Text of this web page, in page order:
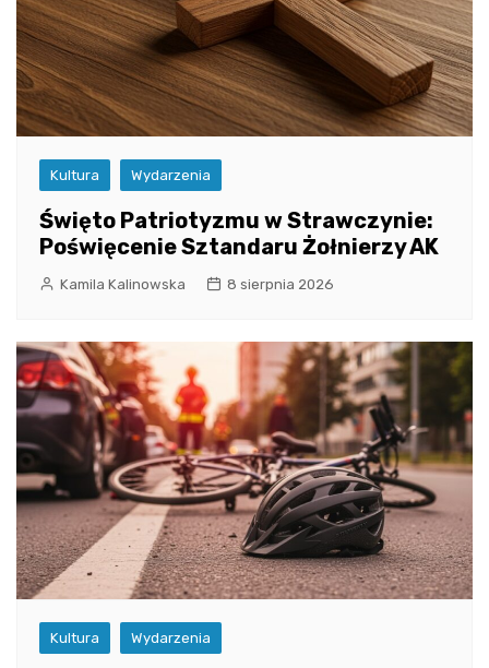
Kultura Wydarzenia
Święto Patriotyzmu w Strawczynie:
Poświęcenie Sztandaru Żołnierzy AK
Kamila Kalinowska 8 sierpnia 2026
Kultura Wydarzenia